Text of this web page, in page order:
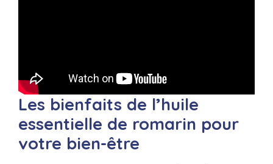
Les bienfaits de l’huile
essentielle de romarin pour
votre bien-être